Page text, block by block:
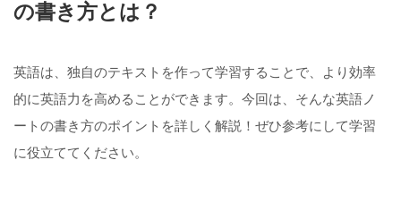
の書き方とは？
英語は、独自のテキストを作って学習することで、より効率
的に英語力を高めることができます。今回は、そんな英語ノ
ートの書き方のポイントを詳しく解説！ぜひ参考にして学習
に役立ててください。